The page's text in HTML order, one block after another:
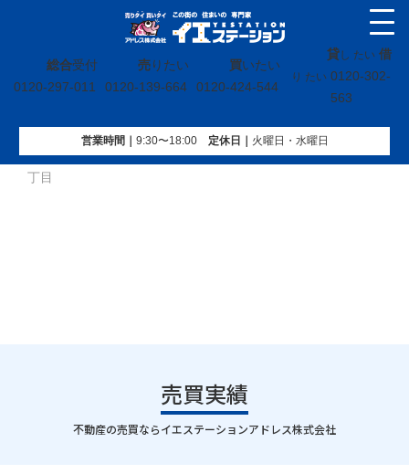
総合受付
0120-297-011
売りたい
0120-139-664
買いたい
0120-424-544
貸し たい 借
り たい 0120-302-
563
営業時間｜ 9:30〜18:00定休⽇｜ 火曜⽇・水曜⽇
イエステーション»売買実績»土地»茨城県日立市水木町一
丁目
売買実績
｜
不動産の売買ならイエステーションアドレス株式会社